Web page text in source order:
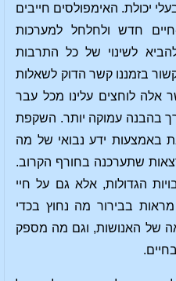
יכולת. האימפולסים חייבים
חדש ולחלחל למערכות
לשינוי של כל התרבות
בזמננו קשר הדוק לשאלות
אלה לוחצים עלינו מכל עבר
בהבנה עמוקה יותר. השקפת
באמצעות ידע נבואי של מה
שתערכנה בחורף הקרוב.
הגדולות, אלא גם על חיי
בבירור מה נחוץ בכדי
של האנושות, וגם מה מספק